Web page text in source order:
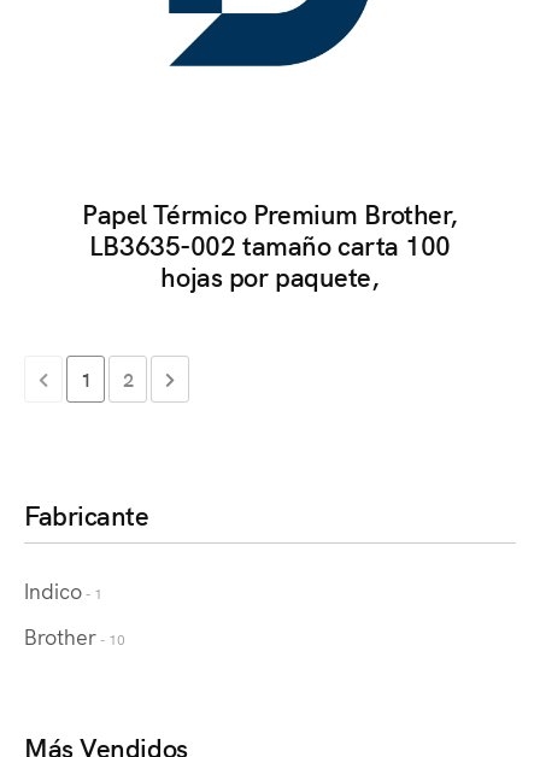
Papel Térmico Premium Brother,
LB3635-002 tamaño carta 100
hojas por paquete,
1 2
Fabricante
Indico- 1
Brother- 10
Más Vendidos